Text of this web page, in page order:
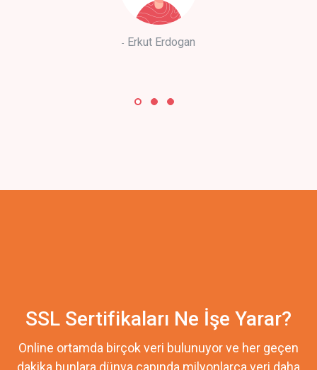
Erkut Erdogan
SSL Sertifikaları Ne İşe Yarar?
Online ortamda birçok veri bulunuyor ve her geçen
dakika bunlara dünya çapında milyonlarca veri daha